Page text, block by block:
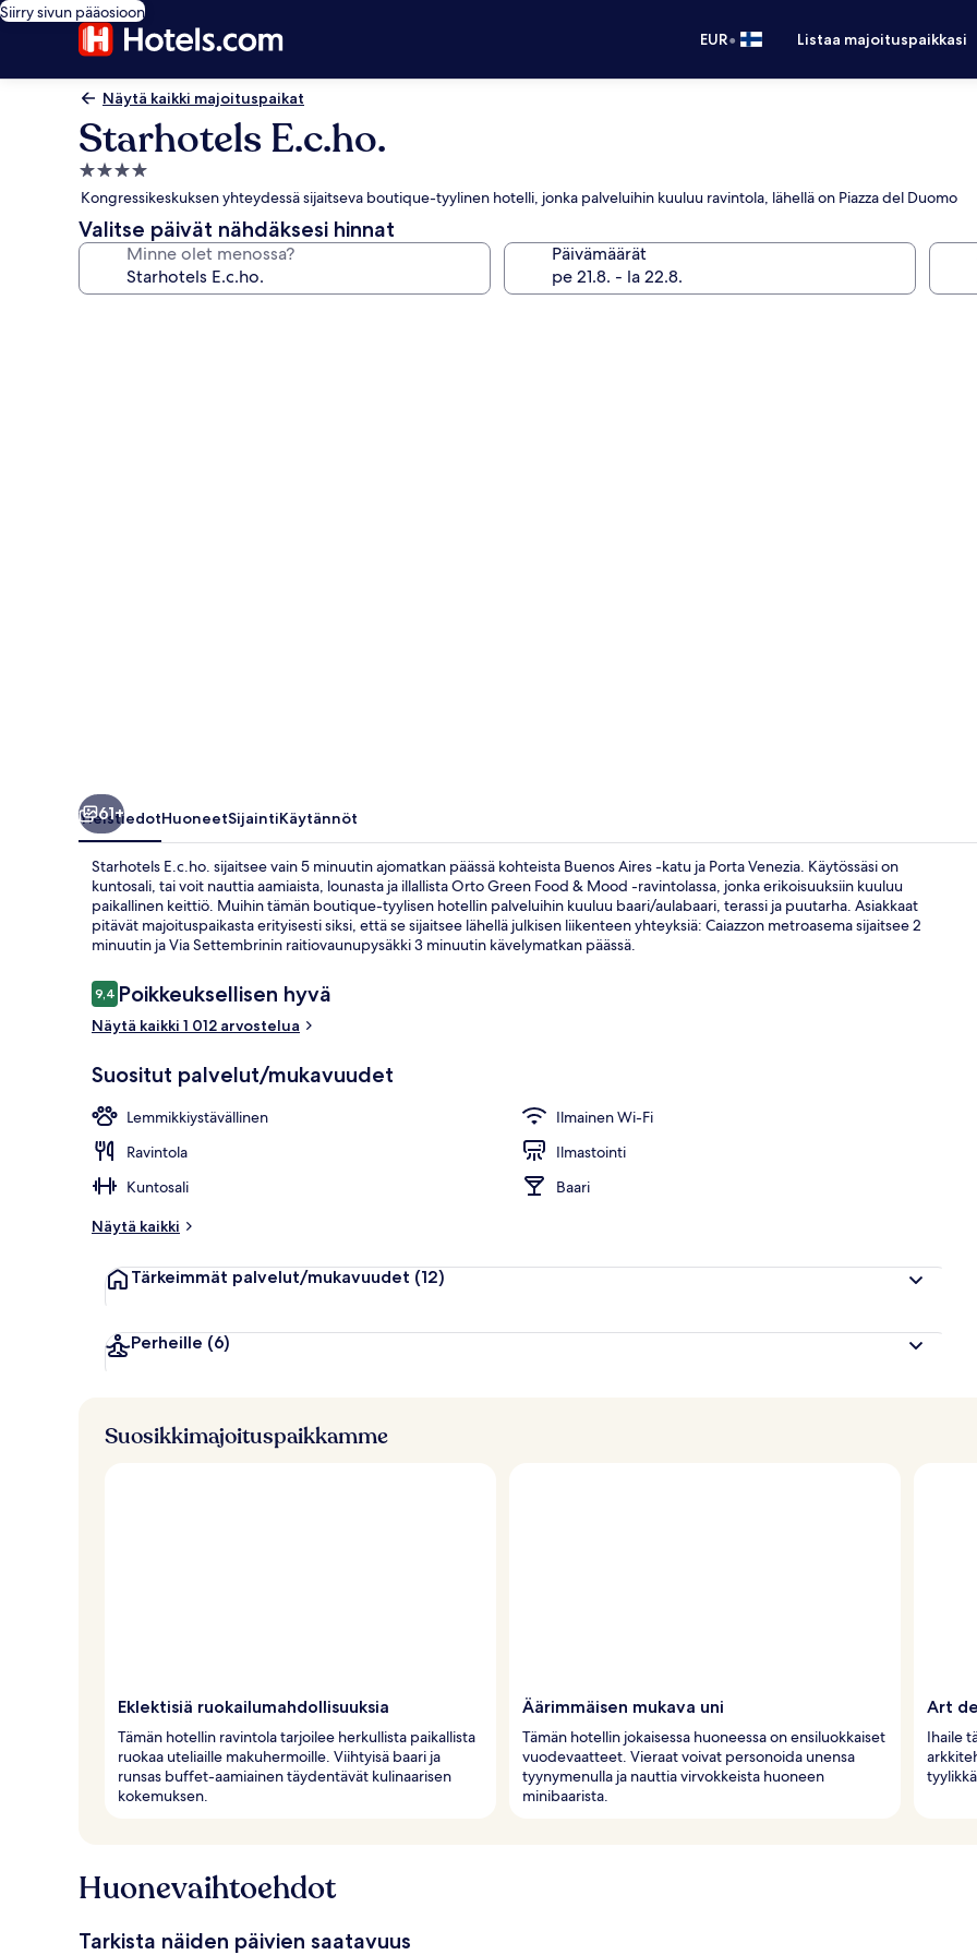
Siirry sivun pääosioon
EUR• Listaa majoituspaikkasi
Näytä kaikki majoituspaikat
Starhotels E.c.ho.
4.0
tähden
majoituspaikka
Kongressikeskuksen yhteydessä sijaitseva boutique-tyylinen hotelli, jonka palveluihin kuuluu ravintola, lähellä on Piazza del Duomo
Valitse päivät nähdäksesi hinnat
Minne olet menossa? Päivämäärät
Sviitti |
61+
YleistiedotHuoneetSijaintiKäytännöt
Starhotels E.c.ho. sijaitsee vain 5 minuutin ajomatkan päässä kohteista Buenos Aires -katu ja Porta Venezia. Käytössäsi on
kuntosali, tai voit nauttia aamiaista, lounasta ja illallista Orto Green Food & Mood -ravintolassa, jonka erikoisuuksiin kuuluu
paikallinen keittiö. Muihin tämän boutique-tyylisen hotellin palveluihin kuuluu baari/aulabaari, terassi ja puutarha. Asiakkaat
pitävät majoituspaikasta erityisesti siksi, että se sijaitsee lähellä julkisen liikenteen yhteyksiä: Caiazzon metroasema sijaitsee 2
minuutin ja Via Settembrinin raitiovaunupysäkki 3 minuutin kävelymatkan päässä.
Arvostelut
9,49,4 kautta 10.
Poikkeuksellisen hyvä
Näytä kaikki 1 012 arvostelua
Suositut palvelut/mukavuudet
Lemmikkiystävällinen
Ilmainen Wi-Fi
Ravintola
Ilmastointi
Kuntosali
Baari
Näytä kaikki
Tärkeimmät palvelut/mukavuudet (12)
Perheille (6)
Suosikkimajoituspaikkamme
Eklektisiä ruokailumahdollisuuksia
Tämän hotellin ravintola tarjoilee herkullista paikallista
ruokaa uteliaille makuhermoille. Viihtyisä baari ja
runsas buffet-aamiainen täydentävät kulinaarisen
kokemuksen.
Äärimmäisen mukava uni
Tämän hotellin jokaisessa huoneessa on ensiluokkaiset
vuodevaatteet. Vieraat voivat personoida unensa
tyynymenulla ja nauttia virvokkeista huoneen
minibaarista.
Art
Ihaile
Huonevaihtoehdot
Tarkista näiden päivien saatavuus